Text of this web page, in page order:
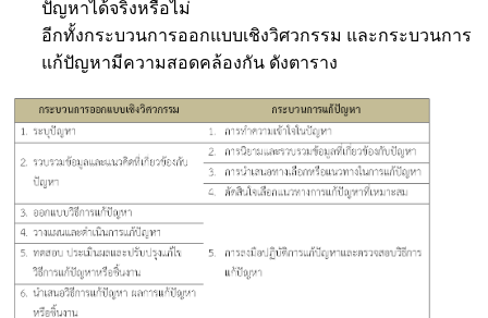
ปัญหาได้จริงหรือไม่
อีกทั้งกระบวนการออกแบบเชิงวิศวกรรม และกระบวนการ
แก้ปัญหามีความสอดคล้องกัน ดังตาราง